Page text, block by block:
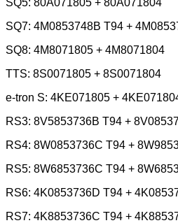
SQ7: 4M0853748B T94 +
SQ8: 4M8071805 + 4M8071804
TTS: 8S0071805 + 8S0071804
e-tron S: 4KE071805 +
RS3: 8V5853736B T94 +
RS4: 8W0853736C T94 +
RS5: 8W6853736C T94 +
RS6: 4K0853736D T94 +
RS7: 4K8853736C T94 +